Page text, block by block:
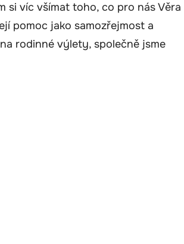
si víc všímat toho, co pro nás Věra
pomoc jako samozřejmost a
rodinné výlety, společně jsme